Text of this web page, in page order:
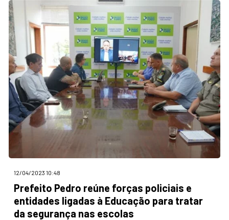
12/04/2023 10:48
Prefeito Pedro reúne forças policiais e
entidades ligadas à Educação para tratar
da segurança nas escolas